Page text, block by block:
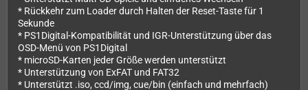
* Rückkehr zum Loader durch Halten der Reset-Taste für 1
Sekunde
* PS1Digital-Kompatibilität und IGR-Unterstützung über das
OSD-Menü von PS1Digital
* microSD-Karten jeder Größe werden unterstützt
* Unterstützung von ExFAT und FAT32
* Unterstützt .iso, ccd/img, cue/bin (einfach und mehrfach)